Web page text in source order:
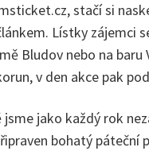
stačí si
Lístky zájemci
Bludov nebo na baru
v den akce pak
jsme jako každý rok
bohatý páteční